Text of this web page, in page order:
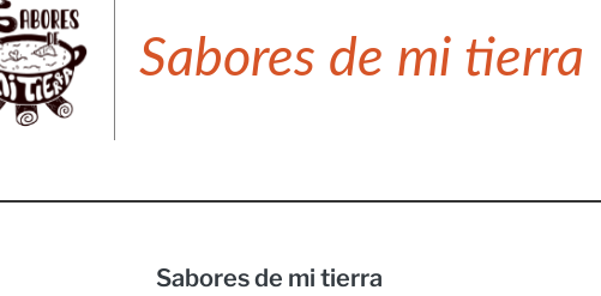
Sabores de mi tierra
Sabores de mi tierra